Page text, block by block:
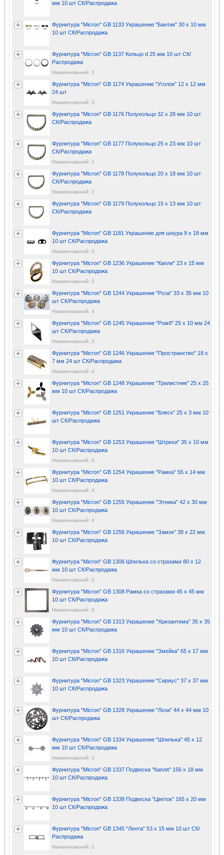
мм 10 шт СК/Распродажа
Фурнитура "Micron" GB 1133 Украшение "Бантик" 30 х 10 мм
10 шт СК/Распродажа
Фурнитура "Micron" GB 1137 Кольцо d 25 мм 10 шт СК/
Распродажа
Наименований: 3
Фурнитура "Micron" GB 1174 Украшение "Уголок" 12 х 12 мм
24 шт
Наименований: 3
Фурнитура "Micron" GB 1176 Полукольцо 32 х 28 мм 10 шт
СК/Распродажа
Фурнитура "Micron" GB 1177 Полукольцо 25 х 23 мм 10 шт
СК/Распродажа
Наименований: 2
Фурнитура "Micron" GB 1178 Полукольцо 20 х 18 мм 10 шт
СК/Распродажа
Наименований: 2
Фурнитура "Micron" GB 1179 Полукольцо 15 х 13 мм 10 шт
СК/Распродажа
Фурнитура "Micron" GB 1181 Украшение для шнура 9 х 18 мм
10 шт СК/Распродажа
Наименований: 3
Фурнитура "Micron" GB 1236 Украшение "Капли" 23 х 15 мм
10 шт СК/Распродажа
Наименований: 3
Фурнитура "Micron" GB 1244 Украшение "Роза" 33 х 35 мм 10
шт СК/Распродажа
Наименований: 4
Фурнитура "Micron" GB 1245 Украшение "Ромб" 25 х 10 мм 24
шт СК/Распродажа
Наименований: 3
Фурнитура "Micron" GB 1246 Украшение "Пространство" 18 х
7 мм 24 шт СК/Распродажа
Наименований: 4
Фурнитура "Micron" GB 1248 Украшение "Трилистник" 25 х 25
мм 10 шт СК/Распродажа
Фурнитура "Micron" GB 1251 Украшение "Блеск" 25 x 3 мм 10
шт СК/Распродажа
Фурнитура "Micron" GB 1253 Украшение "Штрихи" 35 х 10 мм
10 шт СК/Распродажа
Наименований: 6
Фурнитура "Micron" GB 1254 Украшение "Рамка" 55 х 14 мм
10 шт СК/Распродажа
Наименований: 4
Фурнитура "Micron" GB 1255 Украшение "Этника" 42 х 30 мм
10 шт СК/Распродажа
Наименований: 4
Фурнитура "Micron" GB 1256 Украшение "Замок" 38 х 22 мм
10 шт СК/Распродажа
Фурнитура "Micron" GB 1306 Шпилька со стразами 80 х 12
мм 10 шт СК/Распродажа
Наименований: 5
Фурнитура "Micron" GB 1308 Рамка со стразами 45 х 45 мм
10 шт СК/Распродажа
Наименований: 6
Фурнитура "Micron" GB 1313 Украшение "Хризантема" 35 х 35
мм 10 шт СК/Распродажа
Фурнитура "Micron" GB 1316 Украшение "Змейка" 65 х 17 мм
10 шт СК/Распродажа
Фурнитура "Micron" GB 1323 Украшение "Сириус" 37 х 37 мм
10 шт СК/Распродажа
Фурнитура "Micron" GB 1328 Украшение "Лоза" 44 х 44 мм 10
шт СК/Распродажа
Фурнитура "Micron" GB 1334 Украшение "Шпилька" 45 х 12
мм 10 шт СК/Распродажа
Наименований: 3
Фурнитура "Micron" GB 1337 Подвеска "Капля" 156 х 18 мм
10 шт СК/Распродажа
Фурнитура "Micron" GB 1338 Подвеска "Цветок" 165 х 20 мм
10 шт СК/Распродажа
Фурнитура "Micron" GB 1345 "Лента" 53 х 15 мм 10 шт СК/
Распродажа
Наименований: 2